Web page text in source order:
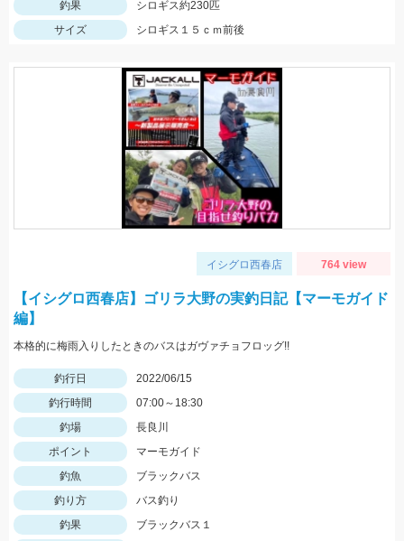
釣果
シロギス約230匹
サイズ
シロギス１５ｃｍ前後
イシグロ西春店 764 view
【イシグロ西春店】ゴリラ大野の実釣日記【マーモガイド
編】
本格的に梅雨入りしたときのバスはガヴァチョフロッグ!!
釣行日
2022/06/15
釣行時間
07:00～18:30
釣場
長良川
ポイント
マーモガイド
釣魚
ブラックバス
釣り方
バス釣り
釣果
ブラックバス１